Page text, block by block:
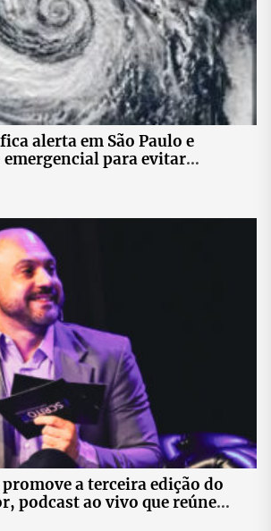
alerta em São Paulo e
para evitar
de energia
a terceira edição do
podcast ao vivo que reúne
discutir saúde mental e